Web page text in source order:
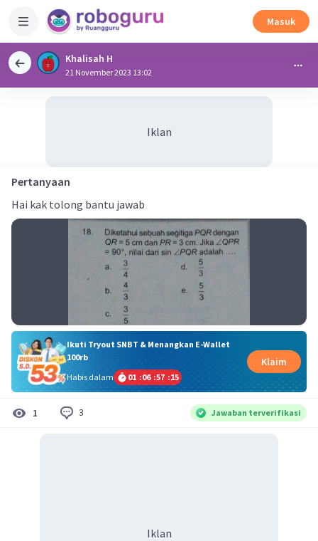
Masuk
Khalisah H
21 November 2023 13:02
Iklan
Pertanyaan
Hai kak tolong bantu jawab
Ikuti Tryout SNBT & Menangkan E-Wallet
100rb
Habis dalam
01 :06 :57 :15
Klaim
1 3 Jawaban terverifikasi
Iklan